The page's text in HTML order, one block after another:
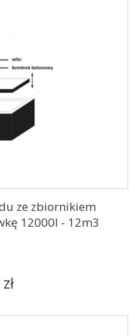
ze zbiornikiem
12000l - 12m3